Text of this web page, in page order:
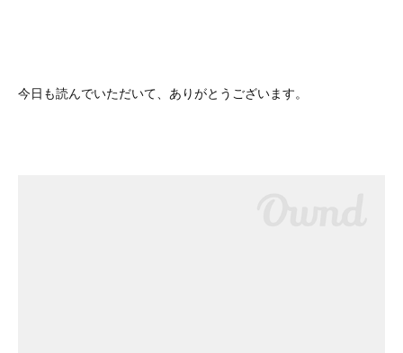
今日も読んでいただいて、ありがとうございます。